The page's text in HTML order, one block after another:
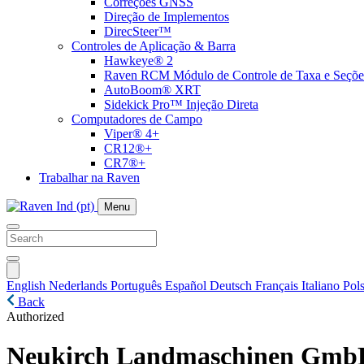
Direção de Implementos
DirecSteer™
Controles de Aplicação & Barra
Hawkeye® 2
Raven RCM Módulo de Controle de Taxa e
AutoBoom® XRT
Sidekick Pro™ Injeção Direta
Computadores de Campo
Viper® 4+
CR12®+
CR7®+
Trabalhar na Raven
Menu
English Nederlands Português Español Deutsch Français Italiano
Back
Authorized
Neukirch Landmaschinen